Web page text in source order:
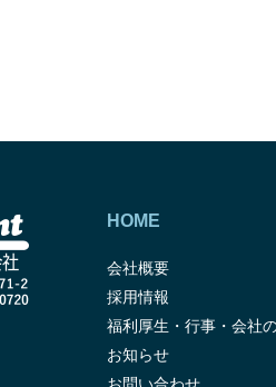
HOME
会社概要
採用情報
福利厚生・行事・会社
お知らせ